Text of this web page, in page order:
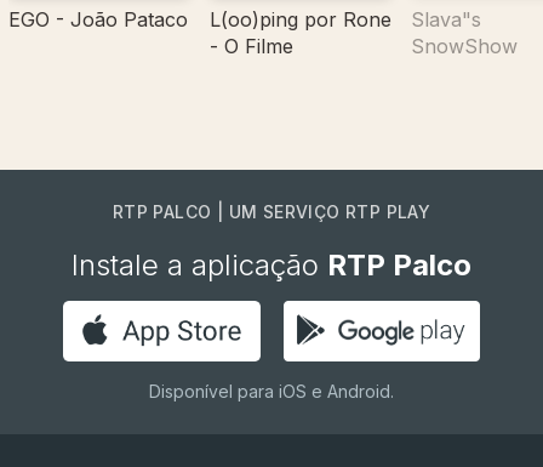
EGO - João Pataco
L(oo)ping por Rone
- O Filme
Slava"s
SnowShow
RTP PALCO | UM SERVIÇO RTP PLAY
Instale a aplicação RTP Palco
Disponível para iOS e Android.